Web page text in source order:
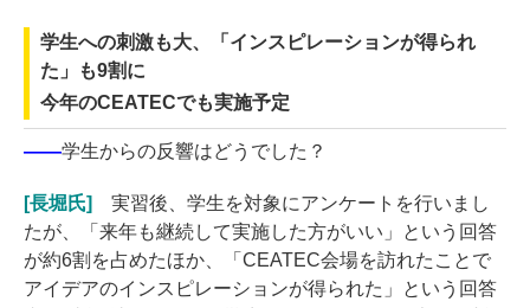
学生への刺激も大、「インスピレーションが得られ
た」も9割に
今年のCEATECでも実施予定
――学生からの反響はどうでした？
[長堀氏]
実習後、学生を対象にアンケートを行いまし
たが、「来年も継続して実施した方がいい」という回答
が約6割を占めたほか、「CEATEC会場を訪れたことで
アイデアのインスピレーションが得られた」という回答